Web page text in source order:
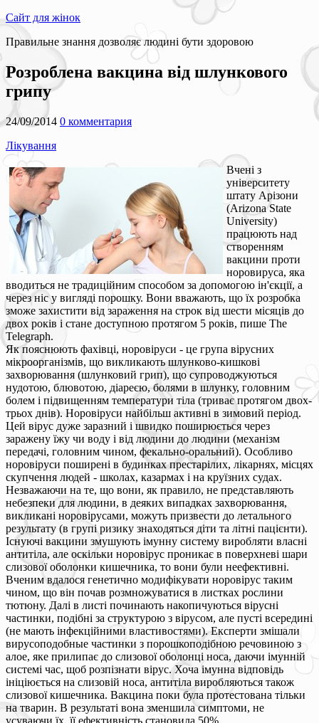
Сайт для жінок
Правильне знання дозволяє людині бути здоровою
Розроблена вакцина від шлункового
грипу
24/09/2014 0 комментария
Лікування
Вчені з
університету
штату Арізони
(Arizona State
University)
працюють над
створенням
вакцини проти
норовируса, яка
вводиться не традиційним способом за допомогою ін'єкції, а
через ніс у вигляді порошку. Вони вважають, що їх розробка
зможе захистити від зараження на строк від шести місяців до
двох років і стане доступною протягом 5 років, пише The
Telegraph.
Як пояснюють фахівці, норовіруси - це група вірусних
мікроорганізмів, що викликають шлунково-кишкові
захворювання (шлунковий грип), що супроводжуються
нудотою, блювотою, діареєю, болями в шлунку, головним
болем і підвищенням температури тіла (триває протягом двох-
трьох днів). Норовіруси найбільш активні в зимовий період.
Цей вірус дуже заразний і швидко поширюється через
заражену їжу чи воду і від людини до людини (механізм
передачі, головним чином, фекально-оральний). Особливо
норовіруси поширені в будинках престарілих, лікарнях, місцях
скупчення людей - школах, казармах і на круїзних судах.
Незважаючи на те, що вони, як правило, не представляють
небезпеки для людини, в деяких випадках захворювання,
викликані норовірусами, можуть призвести до летального
результату (в групі ризику знаходяться діти та літні пацієнти).
Існуючі вакцини змушують імунну систему виробляти власні
антитіла, але оскільки норовірус проникає в поверхневі шари
слизової оболонки кишечника, то вони були неефективні.
Вченим вдалося генетично модифікувати норовірус таким
чином, що він почав розмножуватися в листках рослини
тютюну. Далі в листі починають накопичуються вірусні
частинки, подібні за структурою з вірусом, але пусті всередині
(не мають інфекційними властивостями). Експерти змішали
вирусоподобные частинки з порошкоподібною речовиною з
алое, яке прилипає до слизової оболонці носа, даючи імунній
системі час, щоб розпізнати вірус. Хоча імунна відповідь
ініціюється на слизовій носа, антитіла виробляються також
слизової кишечника. Вакцина поки була протестована тільки
на тварин. В результаті вона зменшила симптоми, не
усуваючи їх, її ефективність становила 50%.